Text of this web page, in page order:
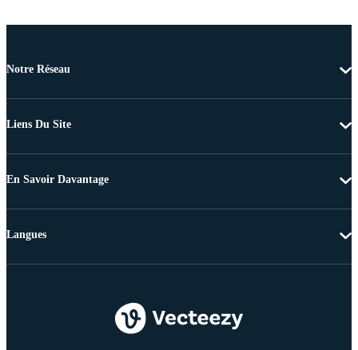
Notre Réseau
Liens Du Site
En Savoir Davantage
Langues